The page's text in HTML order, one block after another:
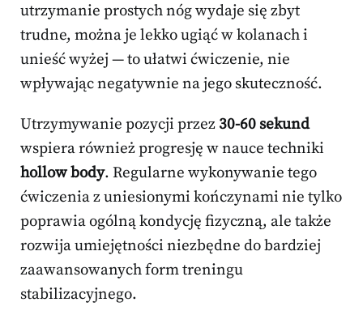
utrzymanie prostych nóg wydaje się zbyt
trudne, można je lekko ugiąć w kolanach i
unieść wyżej — to ułatwi ćwiczenie, nie
wpływając negatywnie na jego skuteczność.
Utrzymywanie pozycji przez 30-60 sekund
wspiera również progresję w nauce techniki
hollow body. Regularne wykonywanie tego
ćwiczenia z uniesionymi kończynami nie tylko
poprawia ogólną kondycję fizyczną, ale także
rozwija umiejętności niezbędne do bardziej
zaawansowanych form treningu
stabilizacyjnego.